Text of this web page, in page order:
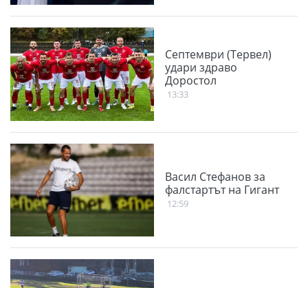
Септември (Тервел)
удари здраво
Доростол
13:33
Васил Стефанов за
фалстартът на Гигант
12:59